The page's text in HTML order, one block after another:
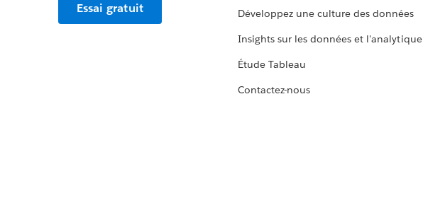
Essai gratuit
Développez une culture des données
Insights sur les données et l'analytique
Étude Tableau
Contactez-nous